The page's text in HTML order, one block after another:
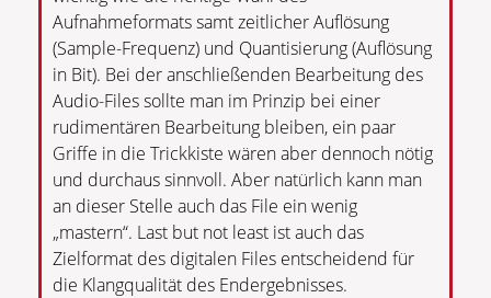
Aufnahmeformats samt zeitlicher Auflösung
(Sample-Frequenz) und Quantisierung (Auflösung
in Bit). Bei der anschließenden Bearbeitung des
Audio-Files sollte man im Prinzip bei einer
rudimentären Bearbeitung bleiben, ein paar
Griffe in die Trickkiste wären aber dennoch nötig
und durchaus sinnvoll. Aber natürlich kann man
an dieser Stelle auch das File ein wenig
„mastern“. Last but not least ist auch das
Zielformat des digitalen Files entscheidend für
die Klangqualität des Endergebnisses.